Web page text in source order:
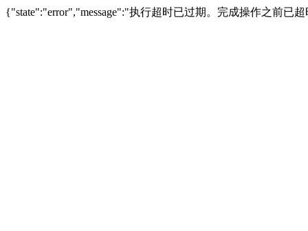
{"state":"error","message":"执行超时已过期。完成操作之前已